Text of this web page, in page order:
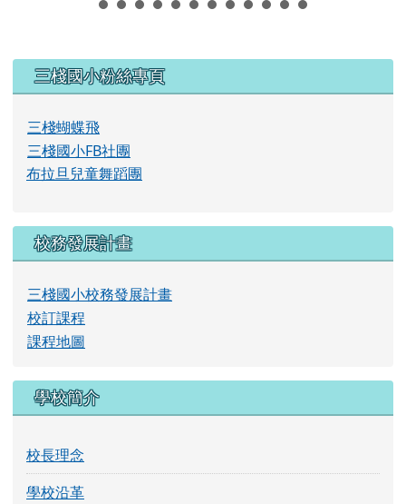
左邊區域內容
三棧國小粉絲專頁
三棧蝴蝶飛
三棧國小FB社團
布拉旦兒童舞蹈團
校務發展計畫
三棧國小校務發展計畫
校訂課程
課程地圖
學校簡介
校長理念
學校沿革